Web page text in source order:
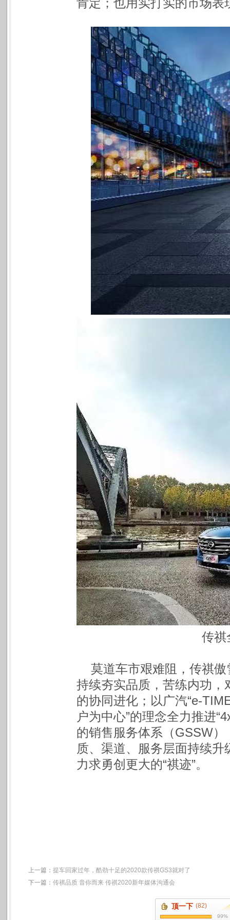
肯定；也用实打实的市场
传祺
莫道车市艰难阻，传祺
持续夯实品质，苦练内功
的协同进化；以广汽“e-
户为中心”的理念全力推进
的销售服务体系（GSSW
质、渠道、服务层面持续
力求勇创更大的“祺迹”。
上一篇： 提车回家过年，酷劲十足的2020款传祺GS3就对了
下一篇： 传祺品质 音你而来 传祺2020新年媒体沟通会
顶一下 (82)
99%